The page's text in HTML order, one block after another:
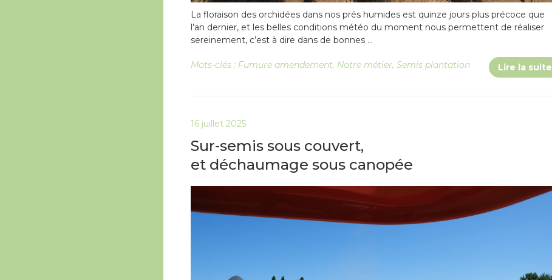
La floraison des orchidées dans nos prés humides est quinze jours plus précoce que
l’an dernier, et les belles conditions météo du moment nous permettent de réaliser
sereinement, c’est à dire dans de bonnes …
Mots-clés : Fumure amendement, Notre métier, Semis plantation Lire la suite
16 juillet 2025
Sur-semis sous couvert,
et déchaumage sous canopée